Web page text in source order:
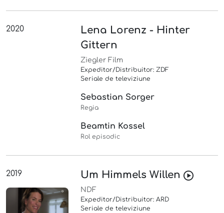
2020
Lena Lorenz - Hinter
Gittern
Ziegler Film
Expeditor/Distribuitor: ZDF
Seriale de televiziune
Sebastian Sorger
Regia
Beamtin Kossel
Rol episodic
2019 Um Himmels Willen
NDF
Expeditor/Distribuitor: ARD
Seriale de televiziune